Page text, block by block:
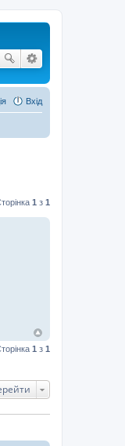
Вхід
1 з 1
1 з 1